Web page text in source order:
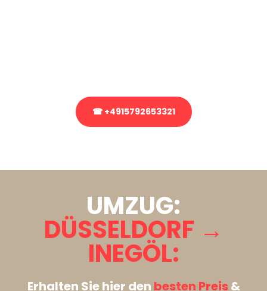
☎ +4915792653321
UMZUG:
DÜSSELDORF →
INEGÖL:
Erhalten Sie hier den besten Preis&